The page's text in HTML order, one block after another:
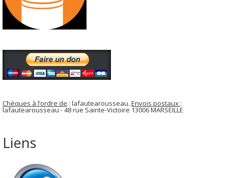
Chèques à l’ordre de : lafautearousseau. Envois postaux :
lafautearousseau - 48 rue Sainte-Victoire 13006 MARSEILLE
Liens